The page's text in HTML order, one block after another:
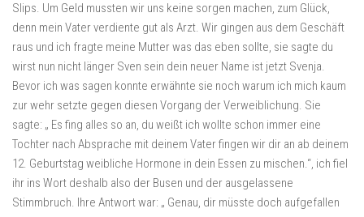
Slips. Um Geld mussten wir uns keine sorgen machen, zum Glück,
denn mein Vater verdiente gut als Arzt. Wir gingen aus dem Geschäft
raus und ich fragte meine Mutter was das eben sollte, sie sagte du
wirst nun nicht länger Sven sein dein neuer Name ist jetzt Svenja.
Bevor ich was sagen konnte erwähnte sie noch warum ich mich kaum
zur wehr setzte gegen diesen Vorgang der Verweiblichung. Sie
sagte: „ Es fing alles so an, du weißt ich wollte schon immer eine
Tochter nach Absprache mit deinem Vater fingen wir dir an ab deinem
12. Geburtstag weibliche Hormone in dein Essen zu mischen.“, ich fiel
ihr ins Wort deshalb also der Busen und der ausgelassene
Stimmbruch. Ihre Antwort war: „ Genau, dir müsste doch aufgefallen